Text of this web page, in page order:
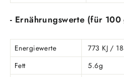
- Ernährungswerte (für 100
Energiewerte
773 KJ /
Fett
5.6g